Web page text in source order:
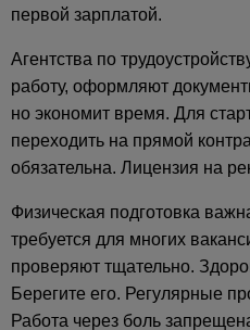
первой зарплатой.
Агентства по
работу, оформляют
но экономит время. Для
переходить на прямой
обязательна. Лицензия на
Физическая подготовка
требуется для многих
проверяют тщательно.
Берегите его. Регулярные
Работа через боль